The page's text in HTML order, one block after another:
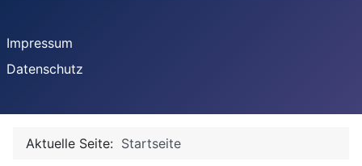
Aktuelle Seite: Startseite
Impressum
Datenschutz